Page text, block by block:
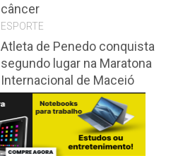
câncer
ESPORTE
Atleta de Penedo conquista
segundo lugar na Maratona
Internacional de Maceió